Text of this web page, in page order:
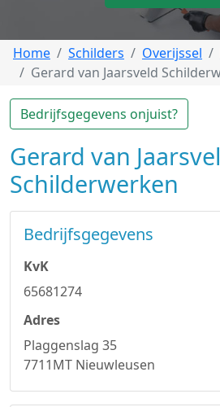
Home Schilders Overijssel
Gerard van Jaarsveld
Bedrijfsgegevens onjuist?
Gerard van
Schilderwerken
Bedrijfsgegevens
KvK
65681274
Adres
Plaggenslag 35
7711MT Nieuwleusen